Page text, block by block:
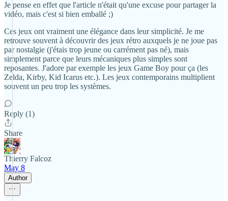
Je pense en effet que l'article n'était qu'une excuse pour partager la
vidéo, mais c'est si bien emballé ;)
Ces jeux ont vraiment une élégance dans leur simplicité. Je me
retrouve souvent à découvrir des jeux rétro auxquels je ne joue pas
par nostalgie (j'étais trop jeune ou carrément pas né), mais
simplement parce que leurs mécaniques plus simples sont
reposantes. J'adore par exemple les jeux Game Boy pour ça (les
Zelda, Kirby, Kid Icarus etc.). Les jeux contemporains multiplient
souvent un peu trop les systèmes.
Reply (1)
Share
Thierry Falcoz
May 8
Author